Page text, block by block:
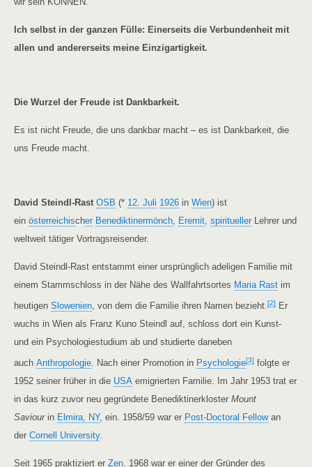
Ich selbst in der ganzen Fülle: Einerseits die Verbundenheit mit
allen und andererseits meine Einzigartigkeit.
Die Wurzel der Freude ist Dankbarkeit.
Es ist nicht Freude, die uns dankbar macht – es ist Dankbarkeit, die
uns Freude macht.
David Steindl-Rast OSB (* 12. Juli 1926 in Wien) ist
ein österreichischer Benediktinermönch, Eremit, spirituellerLehrer und
weltweit tätiger Vortragsreisender.
David Steindl-Rast entstammt einer ursprünglich adeligen Familie mit
einem Stammschloss in der Nähe des Wallfahrtsortes Maria Rast im
heutigen Slowenien, von dem die Familie ihren Namen bezieht.[2]
Er
wuchs in Wien als Franz Kuno Steindl auf, schloss dort ein Kunst-
und ein Psychologiestudium ab und studierte daneben
auch Anthropologie. Nach einer Promotion in Psychologie[3] folgte er
1952 seiner früher in die USA emigrierten Familie. Im Jahr 1953 trat er
in das kurz zuvor neu gegründete Benediktinerkloster Mount
Saviourin Elmira, NY, ein. 1958/59 war er Post-Doctoral Fellowan
der Cornell University.
Seit 1965 praktiziert er Zen . 1968 war er einer der Gründer des